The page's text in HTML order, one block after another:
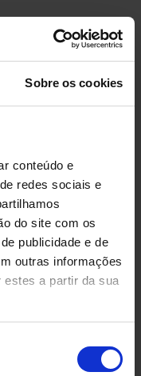
Sobre os cookies
conteúdo e
redes sociais e
do site com os
publicidade e de
outras informações
estes a partir da sua